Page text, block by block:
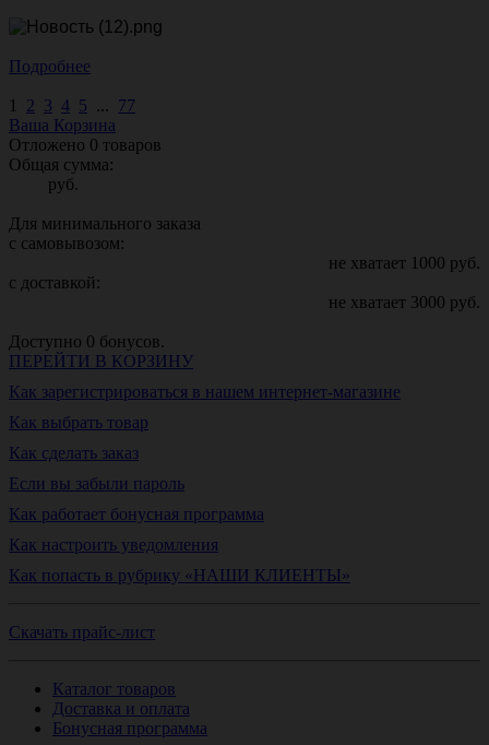
Подробнее
1 2 3 4 5 ... 77
Ваша Корзина
Отложено 0 товаров
Общая сумма:
руб.
Для минимального заказа
с самовывозом:
не хватает 1000 руб.
с доставкой:
не хватает 3000 руб.
Доступно 0 бонусов.
ПЕРЕЙТИ В КОРЗИНУ
Как зарегистрироваться в нашем интернет-магазине
Как выбрать товар
Как сделать заказ
Если вы забыли пароль
Как работает бонусная программа
Как настроить уведомления
Как попасть в рубрику «НАШИ КЛИЕНТЫ»
Скачать прайс-лист
Каталог товаров
Доставка и оплата
Бонусная программа